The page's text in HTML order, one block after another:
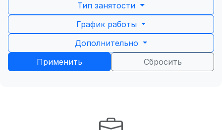
Тип занятости
График работы
Дополнительно
Применить
Сбросить